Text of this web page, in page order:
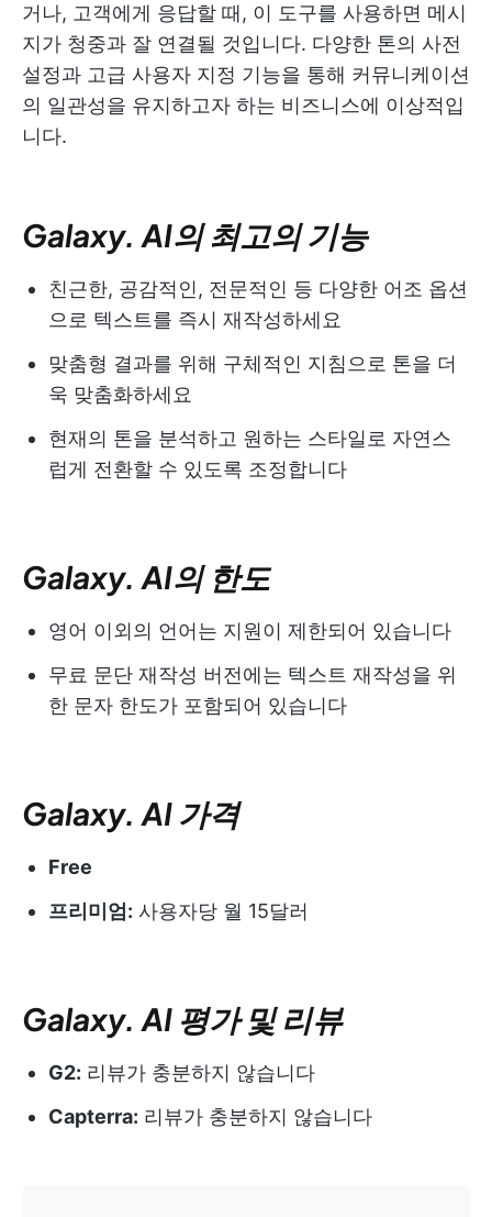
거나, 고객에게 응답할 때, 이 도구를 사용하면 메시
지가 청중과 잘 연결될 것입니다. 다양한 톤의 사전
설정과 고급 사용자 지정 기능을 통해 커뮤니케이션
의 일관성을 유지하고자 하는 비즈니스에 이상적입
니다.
Galaxy. AI의 최고의 기능
친근한, 공감적인, 전문적인 등 다양한 어조 옵션
으로 텍스트를 즉시 재작성하세요
맞춤형 결과를 위해 구체적인 지침으로 톤을 더
욱 맞춤화하세요
현재의 톤을 분석하고 원하는 스타일로 자연스
럽게 전환할 수 있도록 조정합니다
Galaxy. AI의 한도
영어 이외의 언어는 지원이 제한되어 있습니다
무료 문단 재작성 버전에는 텍스트 재작성을 위
한 문자 한도가 포함되어 있습니다
Galaxy. AI 가격
Free
프리미엄: 사용자당 월 15달러
Galaxy. AI 평가 및 리뷰
G2: 리뷰가 충분하지 않습니다
Capterra: 리뷰가 충분하지 않습니다